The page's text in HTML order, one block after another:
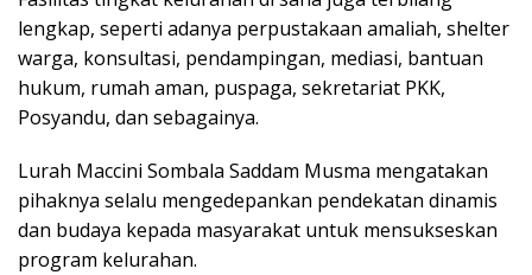
lengkap, seperti adanya perpustakaan amaliah, shelter
warga, konsultasi, pendampingan, mediasi, bantuan
hukum, rumah aman, puspaga, sekretariat PKK,
Posyandu, dan sebagainya.
Lurah Maccini Sombala Saddam Musma mengatakan
pihaknya selalu mengedepankan pendekatan dinamis
dan budaya kepada masyarakat untuk mensukseskan
program kelurahan.